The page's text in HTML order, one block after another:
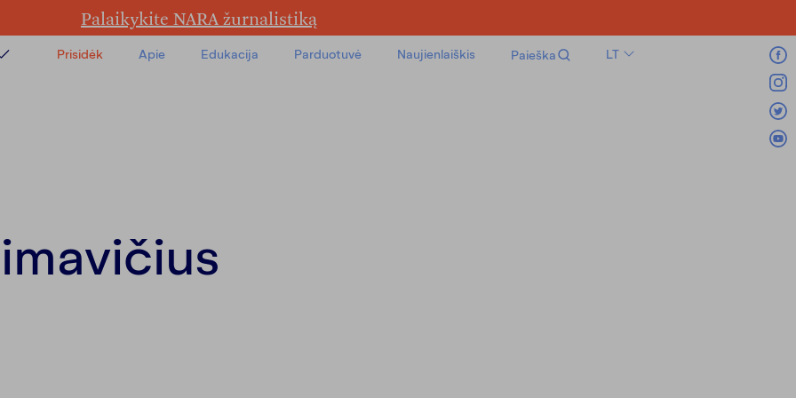
Palaikykite NARA žurnalistiką
Prisidėk Apie Edukacija Parduotuvė Naujienlaiškis Paieška
LT